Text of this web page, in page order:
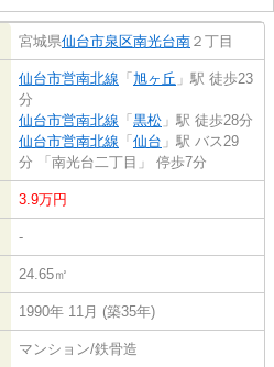
宮城県仙台市泉区南光台南 ２丁目
仙台市営南北線 「 旭ヶ丘 」駅 徒歩23
分
仙台市営南北線 「 黒松 」駅 徒歩28分
仙台市営南北線 「 仙台 」駅 バス29
分 「南光台二丁目」 停歩7分
3.9万円
-
24.65㎡
1990年 11月 (築35年)
マンション/鉄骨造